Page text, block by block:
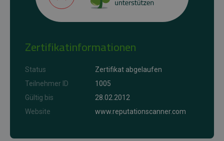
Zertifikatinformationen
Status
Zertifikat abgelaufen
Teilnehmer ID
1005
Gültig bis
28.02.2012
Website
www.reputationscanner.com